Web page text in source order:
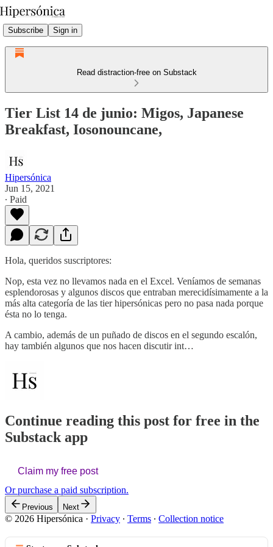
Subscribe Sign in
Read distraction-free on Substack
Tier List 14 de junio: Migos, Japanese
Breakfast, Iosonouncane,
Hipersónica
Jun 15, 2021
∙ Paid
Hola, queridos suscriptores:
Nop, esta vez no llevamos nada en el Excel. Veníamos de semanas
esplendorosas y algunos discos que entraban merecidísimamente a la
más alta categoría de las tier hipersónicas pero no pasa nada porque
ésta no lo tenga.
A cambio, además de un puñado de discos en el segundo escalón,
hay también algunos que nos hacen discutir int…
Continue reading this post for free in the
Substack app
Claim my free post
Or purchase a paid subscription.
Previous Next
© 2026 Hipersónica · Privacy ∙ Terms ∙ Collection notice